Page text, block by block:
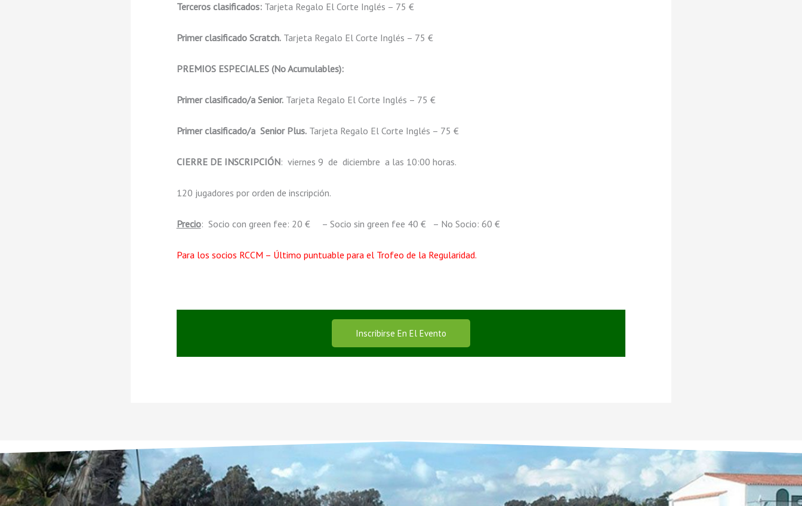
Terceros clasificados:Tarjeta Regalo El Corte Inglés – 75 €
Primer clasificado Scratch.Tarjeta Regalo El Corte Inglés – 75 €
PREMIOS ESPECIALES (No Acumulables):
Primer clasificado/a Senior.Tarjeta Regalo El Corte Inglés – 75 €
Primer clasificado/a Senior Plus.Tarjeta Regalo El Corte Inglés – 75 €
CIERRE DE INSCRIPCIÓN: viernes 9 de diciembre a las 10:00 horas.
120 jugadores por orden de inscripción.
Precio: Socio con green fee: 20 € – Socio sin green fee 40 € – No Socio: 60 €
Para los socios RCCM – Último puntuable para el Trofeo de la Regularidad.
Inscribirse En El Evento